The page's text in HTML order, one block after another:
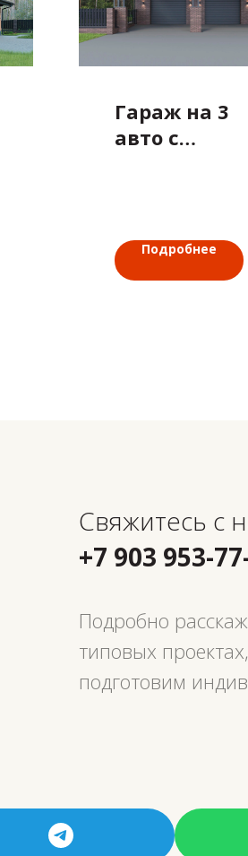
Гараж на 3
авто с
Подробнее
Свяжитесь с
+7 903 953-
Подробно
типовых
подготовим